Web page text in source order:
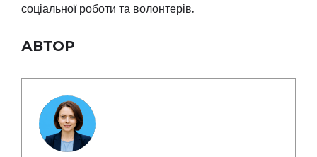
соціальної роботи та волонтерів.
АВТОР